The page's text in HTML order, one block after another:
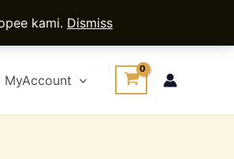
kami. Dismiss
MyAccount